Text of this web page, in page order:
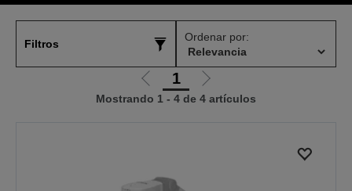
Filtros
Ordenar por:
Ir
a
1
Ir
a
Mostrando 1 - 4 de 4 artículos